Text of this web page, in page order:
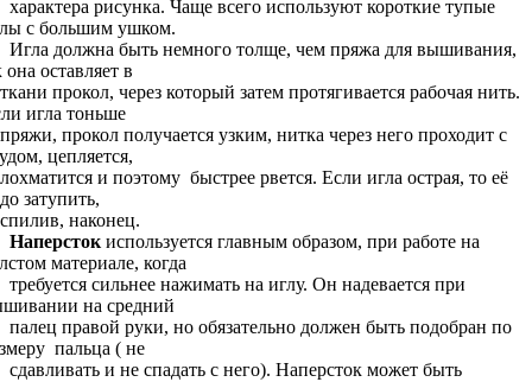
характера рисунка. Чаще всего используют короткие тупые
с большим ушком.
Игла должна быть немного толще, чем пряжа для вышивания,
она оставляет в
прокол, через который затем протягивается рабочая нить.
игла тоньше
прокол получается узким, нитка через него проходит с
цепляется,
и поэтому быстрее рвется. Если игла острая, то её
затупить,
наконец.
Наперсток используется главным образом, при работе на
материале, когда
требуется сильнее нажимать на иглу. Он надевается при
на средний
палец правой руки, но обязательно должен быть подобран по
пальца ( не
сдавливать и не спадать с него). Наперсток может быть